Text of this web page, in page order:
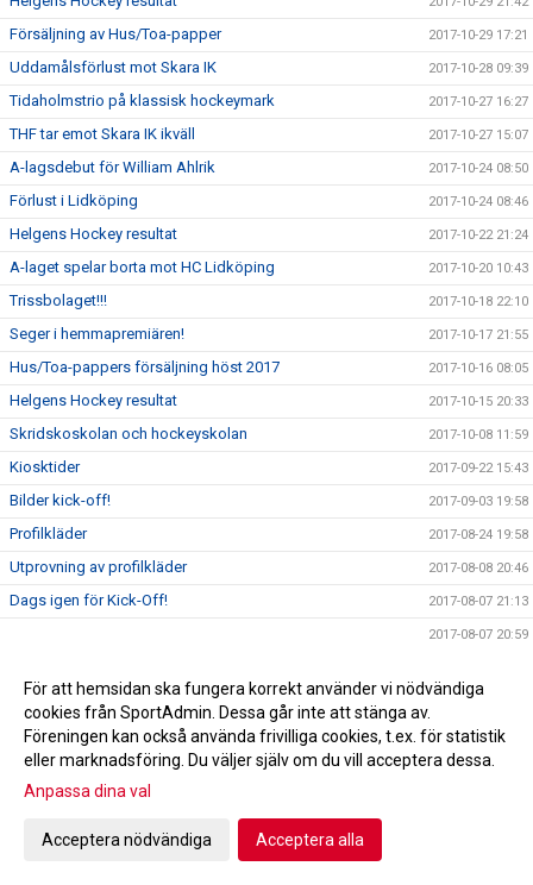
Försäljning av Hus/Toa-papper 2017-10-29 17:21
Uddamålsförlust mot Skara IK 2017-10-28 09:39
Tidaholmstrio på klassisk hockeymark 2017-10-27 16:27
THF tar emot Skara IK ikväll 2017-10-27 15:07
A-lagsdebut för William Ahlrik 2017-10-24 08:50
Förlust i Lidköping 2017-10-24 08:46
Helgens Hockey resultat 2017-10-22 21:24
A-laget spelar borta mot HC Lidköping 2017-10-20 10:43
Trissbolaget!!! 2017-10-18 22:10
Seger i hemmapremiären! 2017-10-17 21:55
Hus/Toa-pappers försäljning höst 2017 2017-10-16 08:05
Helgens Hockey resultat 2017-10-15 20:33
Skridskoskolan och hockeyskolan 2017-10-08 11:59
Kiosktider 2017-09-22 15:43
Bilder kick-off! 2017-09-03 19:58
Profilkläder 2017-08-24 19:58
Utprovning av profilkläder 2017-08-08 20:46
Dags igen för Kick-Off! 2017-08-07 21:13
2017-08-07 20:59
Tränare för seniorlaget 2017-06-08 12:00
Informationsmöte 30/5 kl 1900! 2017-05-16 14:38
VIDEO: Se det viktiga budskapet till alla idrottsföräldrar 2017-04-25 20:32
Ny sportansvarig
Årsmöte 9/5 kl 1900
Ungdomsavslutning för säsong 2016/2017
För att hemsidan ska fungera korrekt använder vi nödvändiga
cookies från SportAdmin. Dessa går inte att stänga av.
Föreningen kan också använda frivilliga cookies, t.ex. för statistik
eller marknadsföring. Du väljer själv om du vill acceptera dessa.
Anpassa dina val
Acceptera nödvändiga Acceptera alla